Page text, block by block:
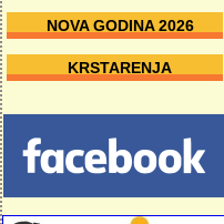
NOVA GODINA 2026
KRSTARENJA